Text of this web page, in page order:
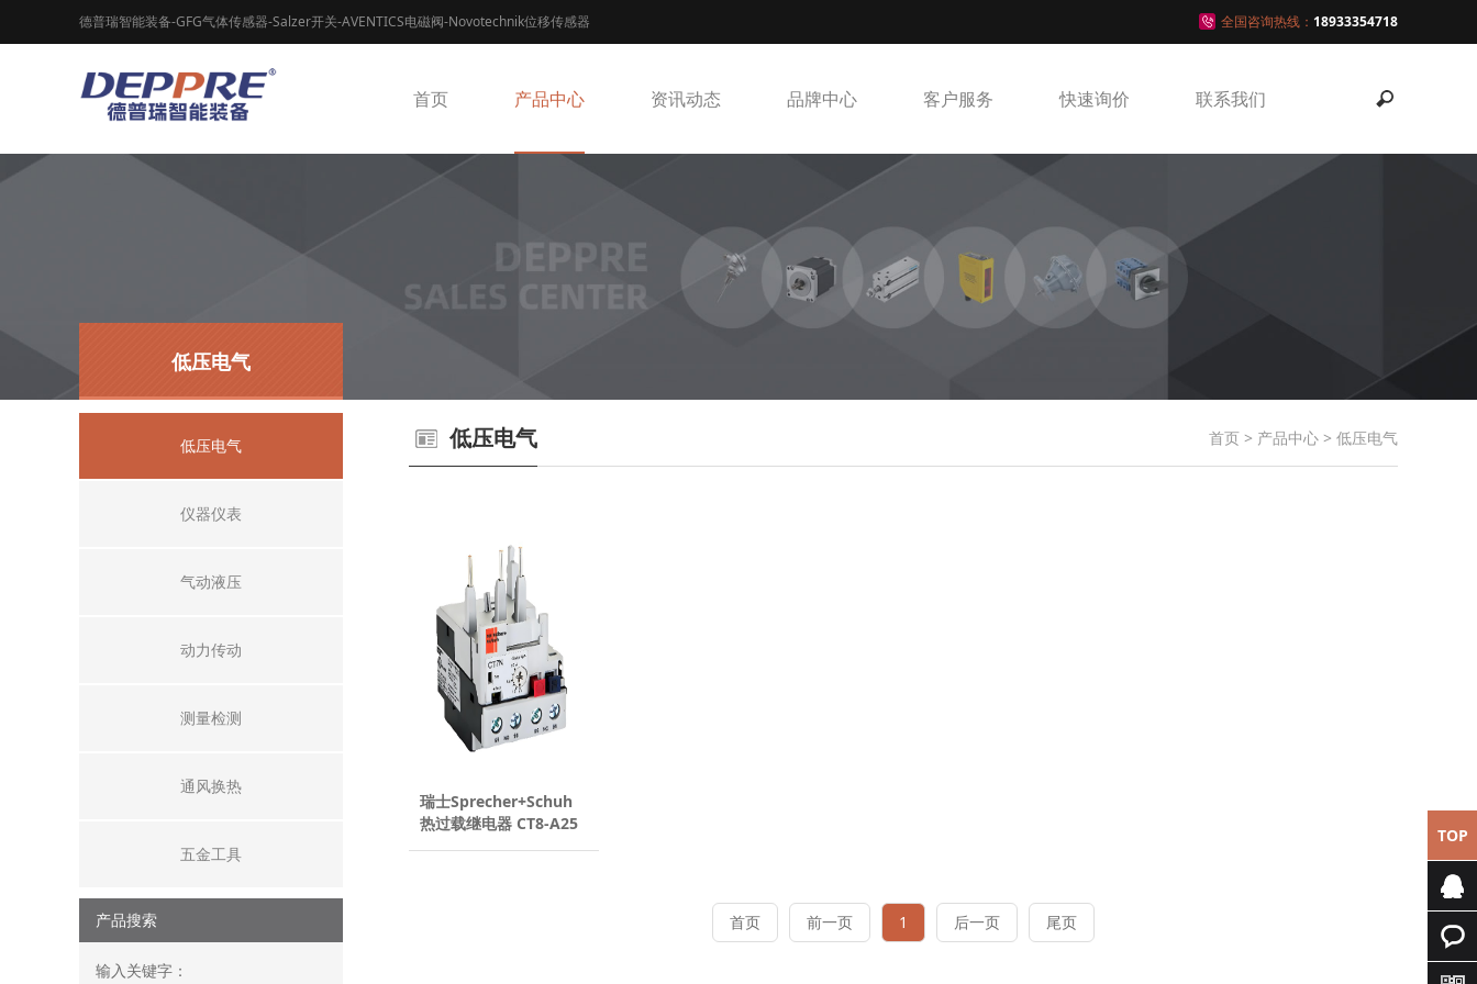
德普瑞智能装备-GFG气体传感器-Salzer开关-AVENTICS电磁阀-Novotechnik位移传感器 全国咨询热线： 18933354718
首页 产品中心 资讯动态 品牌中心 客户服务 快速询价 联系我们
低压电气
低压电气
仪器仪表
气动液压
动力传动
测量检测
通风换热
五金工具
产品搜索
输入关键字：
低压电气 首页 > 产品中心 > 低压电气
瑞士Sprecher+Schuh
热过载继电器 CT8-A25
首页 前一页 1 后一页 尾页
TOP
专属客
服